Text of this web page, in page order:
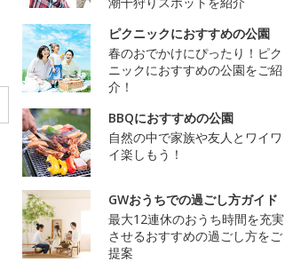
ピクニックにおすすめの公園
春のおでかけにぴったり！ピク
ニックにおすすめの公園をご紹
介！
BBQにおすすめの公園
自然の中で家族や友人とワイワ
イ楽しもう！
GWおうちでの過ごし方ガイド
最大12連休のおうち時間を充実
させるおすすめの過ごし方をご
提案